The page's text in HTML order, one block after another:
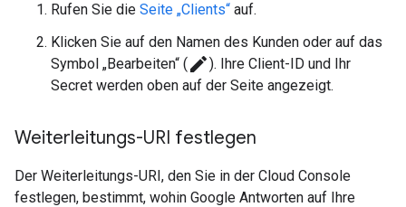
Rufen Sie die Seite „Clients“ auf.
Klicken Sie auf den Namen des Kunden oder auf das
Symbol „Bearbeiten“ (create). Ihre Client-ID und Ihr
Secret werden oben auf der Seite angezeigt.
Weiterleitungs-URI festlegen
Der Weiterleitungs-URI, den Sie in der Cloud Console
festlegen, bestimmt, wohin Google Antworten auf Ihre